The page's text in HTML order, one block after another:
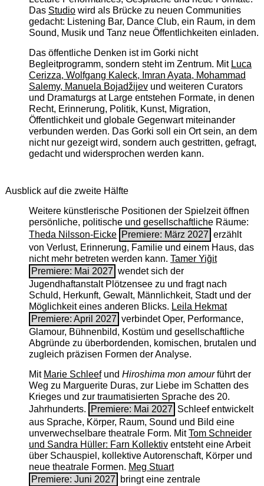
Das Studiowird als Brücke zu neuen Communities
gedacht: Listening Bar, Dance Club, ein Raum, in dem
Sound, Musik und Tanz neue Öffentlichkeiten einladen.
Das öffentliche Denken ist im Gorki nicht
Begleitprogramm, sondern steht im Zentrum. Mit Luca
Cerizza, Wolfgang Kaleck, Imran Ayata, Mohammad
Salemy, Manuela Bojadžijevund weiteren Curators
und Dramaturgs at Large entstehen Formate, in denen
Recht, Erinnerung, Politik, Kunst, Migration,
Öffentlichkeit und globale Gegenwart miteinander
verbunden werden. Das Gorki soll ein Ort sein, an dem
nicht nur gezeigt wird, sondern auch gestritten, gefragt,
gedacht und widersprochen werden kann.
Ausblick auf die zweite Hälfte
Weitere künstlerische Positionen der Spielzeit öffnen
persönliche, politische und gesellschaftliche Räume:
Theda Nilsson-Eicke Premiere: März 2027 erzählt
von Verlust, Erinnerung, Familie und einem Haus, das
nicht mehr betreten werden kann. Tamer Yiğit
Premiere: Mai 2027 wendet sich der
Jugendhaftanstalt Plötzensee zu und fragt nach
Schuld, Herkunft, Gewalt, Männlichkeit, Stadt und der
Möglichkeit eines anderen Blicks. Leila Hekmat
Premiere: April 2027 verbindet Oper, Performance,
Glamour, Bühnenbild, Kostüm und gesellschaftliche
Abgründe zu überbordenden, komischen, brutalen und
zugleich präzisen Formen der Analyse.
Mit Marie Schleefund Hiroshima mon amourführt der
Weg zu Marguerite Duras, zur Liebe im Schatten des
Krieges und zur traumatisierten Sprache des 20.
Jahrhunderts.
Premiere: Mai 2027 Schleef entwickelt
aus Sprache, Körper, Raum, Sound und Bild eine
unverwechselbare theatrale Form. MitTom Schneider
und Sandra Hüller: Farn Kollektiventsteht eine Arbeit
über Schauspiel, kollektive Autorenschaft, Körper und
neue theatrale Formen. Meg Stuart
Premiere: Juni 2027
bringt eine zentrale